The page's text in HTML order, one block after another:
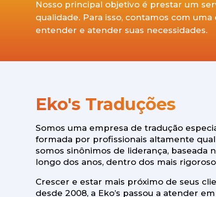
Nosso principal objetivo é prestar um
qualidade. Para isso, contamos com
entender e atender suas necessidades.
Eko's Traduções
Somos uma empresa de tradução
formada por profissionais altamente
somos sinônimos de liderança, baseada
longo dos anos, dentro dos mais
Crescer e estar mais próximo de seus
desde 2008, a Eko’s passou a atender